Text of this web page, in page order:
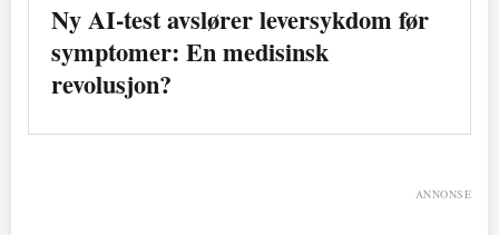
Ny AI-test avslører leversykdom før
symptomer: En medisinsk
revolusjon?
ANNONSE